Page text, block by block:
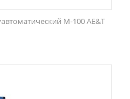
М-100 AE&T